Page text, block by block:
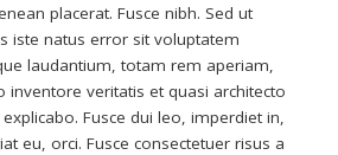
placerat. Fusce nibh. Sed ut
iste natus error sit voluptatem
laudantium, totam rem aperiam,
inventore veritatis et quasi architecto
Fusce dui leo, imperdiet in,
eu, orci. Fusce consectetuer risus a